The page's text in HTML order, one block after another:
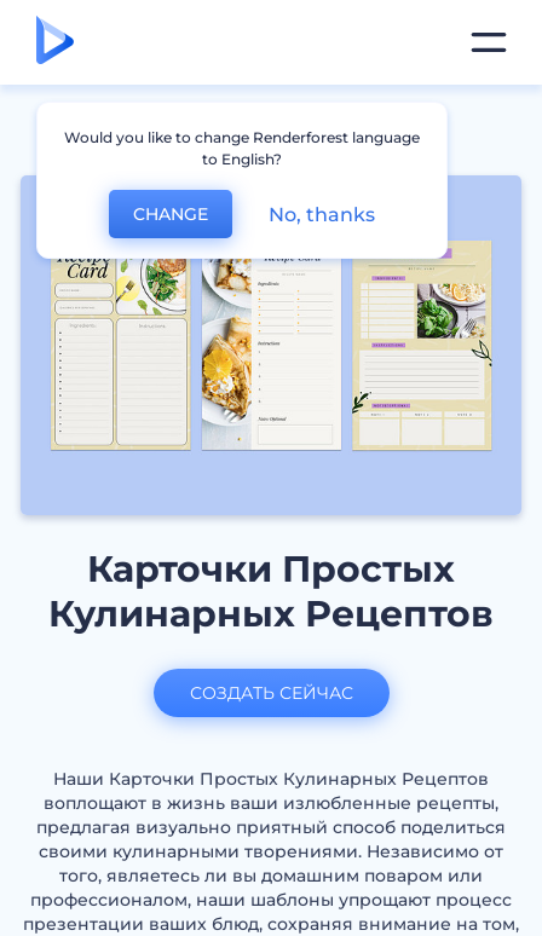
Карточки Простых
Кулинарных Рецептов
Наши Карточки Простых Кулинарных Рецептов
воплощают в жизнь ваши излюбленные рецепты,
предлагая визуально приятный способ поделиться
своими кулинарными творениями. Независимо от
того, являетесь ли вы домашним поваром или
профессионалом, наши шаблоны упрощают процесс
презентации ваших блюд, сохраняя внимание на том,
СОЗДАТЬ СЕЙЧАС
Would you like to change Renderforest language
to English?
CHANGE No, thanks